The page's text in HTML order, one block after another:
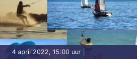
4 april 2022, 15:00 uur